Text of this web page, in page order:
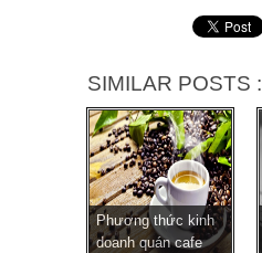
SIMILAR POSTS :
Phương thức kinh
doanh quán cafe